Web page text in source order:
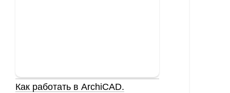
Как работать в ArchiCAD.